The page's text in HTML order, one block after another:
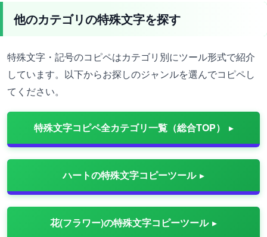
他のカテゴリの特殊文字を探す
特殊文字・記号のコピペはカテゴリ別にツール形式で紹介
しています。以下からお探しのジャンルを選んでコピペし
てください。
特殊文字コピペ全カテゴリ一覧（総合TOP）
ハートの特殊文字コピーツール
花(フラワー)の特殊文字コピーツール